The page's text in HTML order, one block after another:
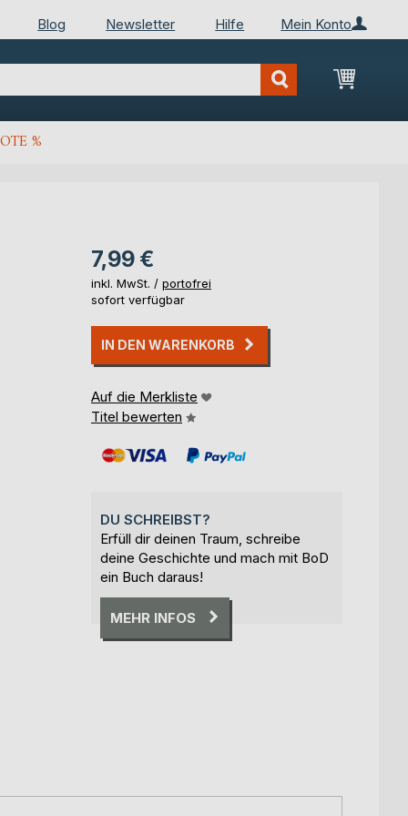
Mein Konto
Blog Newsletter Hilfe
Mein
%
7,99 €
inkl. MwSt. / portofrei
sofort verfügbar
IN DEN WARENKORB
Auf die Merkliste
Titel bewerten
DU SCHREIBST?
Erfüll dir deinen Traum, schreibe
deine Geschichte und mach mit BoD
ein Buch daraus!
MEHR INFOS